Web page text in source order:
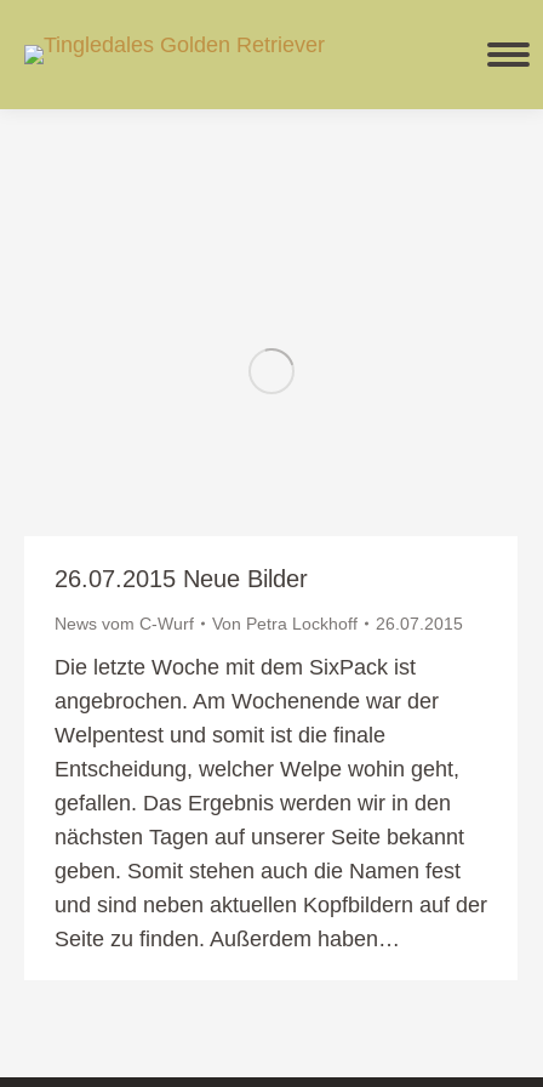
26.07.2015 Neue Bilder
News vom C-Wurf Von Petra Lockhoff 26.07.2015
Die letzte Woche mit dem SixPack ist
angebrochen. Am Wochenende war der
Welpentest und somit ist die finale
Entscheidung, welcher Welpe wohin geht,
gefallen. Das Ergebnis werden wir in den
nächsten Tagen auf unserer Seite bekannt
geben. Somit stehen auch die Namen fest
und sind neben aktuellen Kopfbildern auf der
Seite zu finden. Außerdem haben…